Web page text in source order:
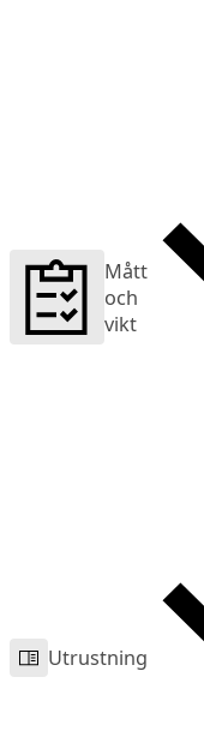
Mått
och
vikt
Utrustning